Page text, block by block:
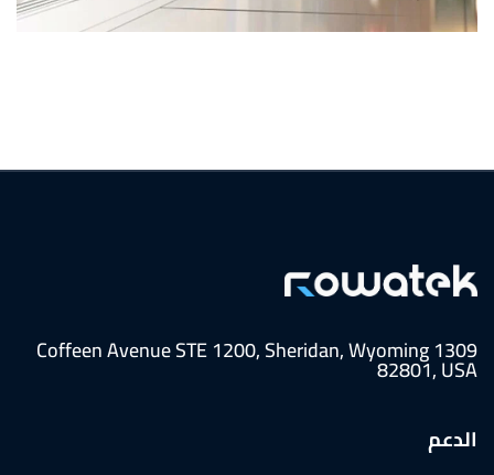
1309 Coffeen Avenue STE 1200, Sheridan, Wyoming
82801, USA
الدعم